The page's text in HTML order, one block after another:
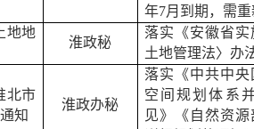
年7月到期，需
地地
淮政秘
落实《安徽省
土地管理法〉办
北市
知
淮政办秘
落实《中共中
空间规划体系
见》《自然资